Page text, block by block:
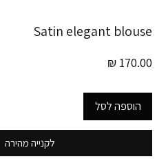
Satin elegant blouse
הוספה לסל
לקנייה מהירה